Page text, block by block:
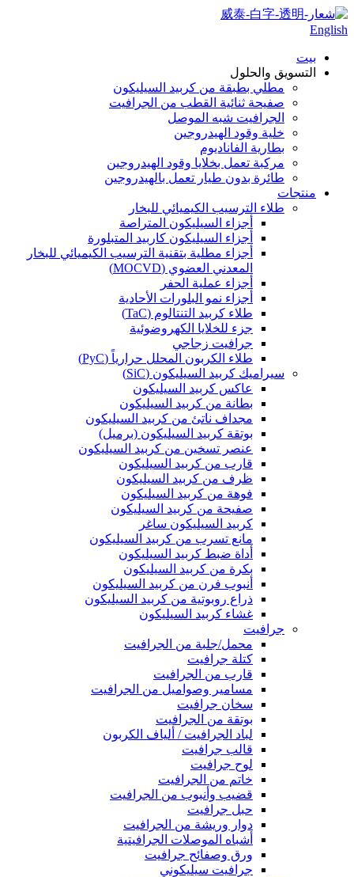
English
بيت
التسويق والحلول
مطلي بطبقة من كربيد السيليكون
صفيحة ثنائية القطب من الجرافيت
الجرافيت شبه الموصل
خلية وقود الهيدروجين
بطارية الفاناديوم
مركبة تعمل بخلايا وقود الهيدروجين
طائرة بدون طيار تعمل بالهيدروجين
منتجات
طلاء الترسيب الكيميائي للبخار
أجزاء السيليكون المتراصة
أجزاء السيليكون كاربيد المتبلورة
أجزاء مطلية بتقنية الترسيب الكيميائي للبخار
المعدني العضوي (MOCVD)
أجزاء عملية الحفر
أجزاء نمو البلورات الأحادية
طلاء كربيد التنتالوم (TaC)
جزء للخلايا الكهروضوئية
جرافيت زجاجي
طلاء الكربون المحلل حرارياً (PyC)
سيراميك كربيد السيليكون (SiC)
عاكس كربيد السيليكون
بطانة من كربيد السيليكون
مجداف ناتئ من كربيد السيليكون
بوتقة كربيد السيليكون (برميل)
عنصر تسخين من كربيد السيليكون
قارب من كربيد السيليكون
ظرف من كربيد السيليكون
فوهة من كربيد السيليكون
صفيحة من كربيد السيليكون
كربيد السيليكون ساغر
مانع تسرب من كربيد السيليكون
أداة ضبط كربيد السيليكون
بكرة من كربيد السيليكون
أنبوب فرن من كربيد السيليكون
ذراع روبوتية من كربيد السيليكون
غشاء كربيد السيليكون
جرافيت
محمل/جلبة من الجرافيت
كتلة جرافيت
قارب من الجرافيت
مسامير وصواميل من الجرافيت
سخان جرافيت
بوتقة من الجرافيت
لباد الجرافيت / ألياف الكربون
قالب جرافيت
لوح جرافيت
خاتم من الجرافيت
قضيب وأنبوب من الجرافيت
حبل جرافيت
دوار وريشة من الجرافيت
أشباه الموصلات الجرافيتية
ورق وصفائح جرافيت
جرافيت سيليكوني